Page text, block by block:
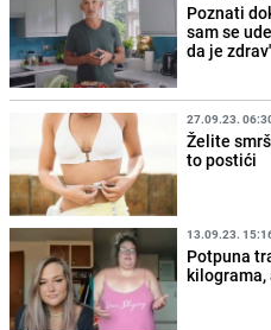
Poznati
sam se
da je zdrav'
27.09.23.
Želite
to postići
13.09.23.
Potpuna
kilograma,